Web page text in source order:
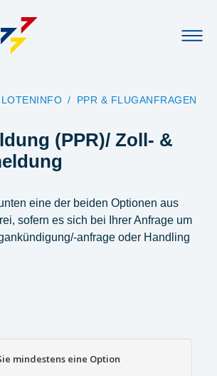
PPR & FLUGANFRAGEN
(PPR)/ Zoll- &
eine der beiden Optionen aus
sofern es sich bei Ihrer Anfrage um
anfrage oder Handling